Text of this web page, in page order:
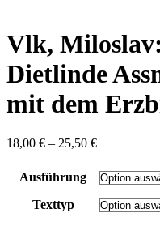
Vlk,
Dietlinde
mit dem
18,00 € – 25,50 €Preisspanne:
bis
25,50 €
Ausführung
Texttyp